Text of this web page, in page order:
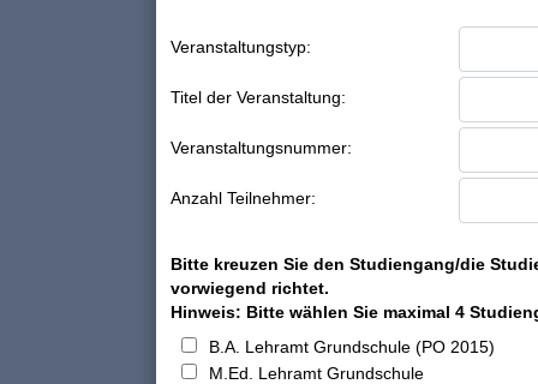
Veranstaltungstyp:
Titel der Veranstaltung:
Veranstaltungsnummer:
Anzahl Teilnehmer:
Bitte kreuzen Sie den Studiengang/die
vorwiegend richtet.
Hinweis: Bitte wählen Sie maximal 4
B.A. Lehramt Grundschule (PO 2015)
M.Ed. Lehramt Grundschule